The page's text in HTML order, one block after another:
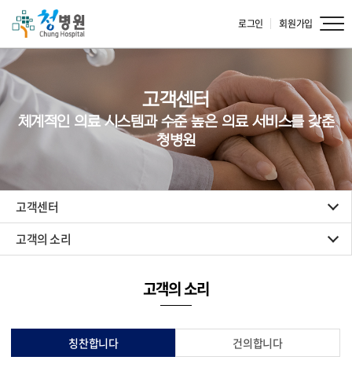
로그인 회원가입
고객센터
체계적인 의료 시스템과 수준 높은 의료 서비스를 갖춘
청병원
고객센터
고객의 소리
고객의 소리
칭찬합니다 건의합니다